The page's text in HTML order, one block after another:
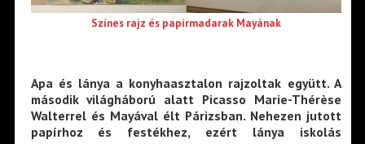
Színes rajz és papírmadarak Mayának
Apa és lánya a konyhaasztalon rajzoltak együtt. A
második világháború alatt Picasso Marie-Thérèse
Walterrel és Mayával élt Párizsban. Nehezen jutott
papírhoz és festékhez, ezért lánya iskolás